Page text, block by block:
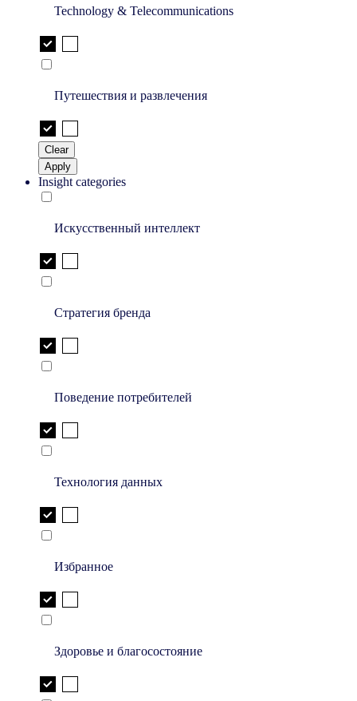
Technology & Telecommunications
Путешествия и развлечения
Clear
Apply
Insight categories
Искусственный интеллект
Стратегия бренда
Поведение потребителей
Технология данных
Избранное
Здоровье и благосостояние